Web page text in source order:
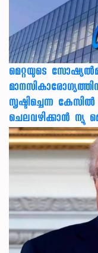
മെറ്റയുടെ
സൃഷ്ടിച്ചെന്ന
ചെലവഴിക്കാന്‍ ന്യൂ